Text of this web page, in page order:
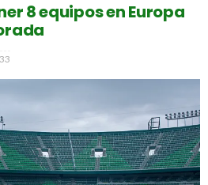
8 equipos en Europa